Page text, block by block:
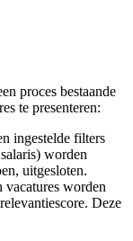
proces bestaande
te presenteren:
ingestelde filters
worden
uitgesloten.
worden
Deze